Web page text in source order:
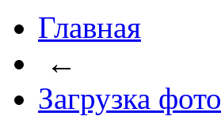
Главная
←
Загрузка фото